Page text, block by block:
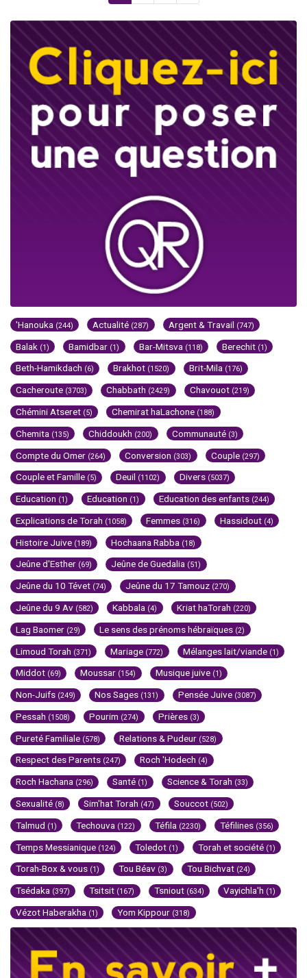
'Hanouka (244) Actualité (287) Argent & Travail (747)
Balak (1) Bamidbar (1) Bar-Mitsva (118) Berechit (1)
Beth-Hamikdach (6) Brakhot (1520) Brit-Mila (176)
Cacheroute (3703) Chabbath (2429) Chavouot (219)
Chémini Atseret (5) Chemirat haLachone (188)
Chemita (135) Chiddoukh (200) Communauté (3)
Compte du Omer (264) Conversion (303) Couple (297)
Couple et Famille (5) Deuil (1102) Divers (5037)
Education (1) Education (1) Education des enfants (244)
Explications de Torah (1058) Femmes (316) Hassidout (4)
Histoire Juive (189) Hochaana Rabba (18)
Jeûne d'Esther (69) Jeûne de Guedalia (51)
Jeûne du 10 Tévet (74) Jeûne du 17 Tamouz (270)
Jeûne du 9 Av (582) Kabbala (4) Kriat haTorah (220)
Lag Baomer (29) Le sens des prénoms hébraïques (2)
Limoud Torah (371) Mariage (772) Mélanges lait/viande (1)
Middot (69) Moussar (154) Musique juive (1)
Non-Juifs (249) Nos Sages (131) Pensée Juive (3087)
Pessah (1508) Pourim (274) Prières (3)
Pureté Familiale (578) Relations & Pudeur (528)
Respect des Parents (247) Roch 'Hodech (4)
Roch Hachana (296) Santé (1) Science & Torah (33)
Sexualité (8) Sim'hat Torah (47) Souccot (502)
Talmud (1) Techouva (122) Téfila (2230) Téfilines (356)
Temps Messianique (124) Toledot (1) Torah et société (1)
Torah-Box & vous (1) Tou Béav (3) Tou Bichvat (24)
Tsédaka (397) Tsitsit (167) Tsniout (634) Vayichla'h (1)
Vézot Haberakha (1) Yom Kippour (318)